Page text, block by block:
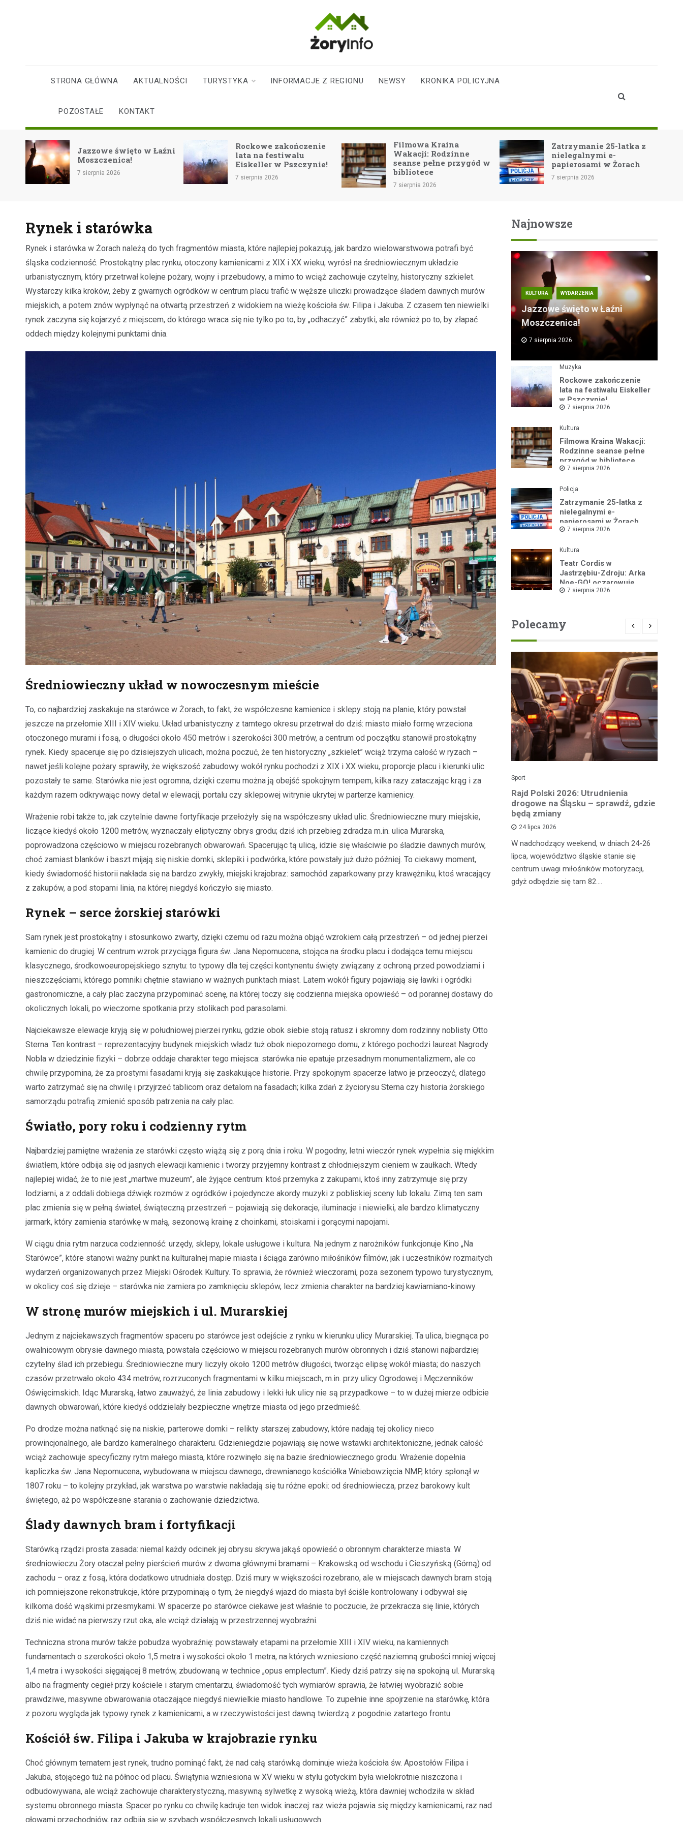
mieszkańców
Żor
STRONA GŁÓWNA AKTUALNOŚCI TURYSTYKA INFORMACJE Z REGIONU NEWSY KRONIKA POLICYJNA
POZOSTAŁE KONTAKT
Rockowe zakończenie
lata na festiwalu
Eiskeller w Pszczynie!
7 sierpnia 2026
Filmowa Kraina
Wakacji: Rodzinne
seanse pełne przygód w
Zatrzymanie 25-latka z
nielegalnymi e-
papierosami w Żorach
7 sierpnia 2026
Teatr Cordis w
Jastrzębiu-Zdroju: Arka
Noe-GO! oczarowuje
widownię!
Rynek i starówka
Rynek i starówka w Żorach należą do tych fragmentów miasta, które najlepiej pokazują, jak bardzo wielowarstwowa potrafi być
śląska codzienność. Prostokątny plac rynku, otoczony kamienicami z XIX i XX wieku, wyrósł na średniowiecznym układzie
urbanistycznym, który przetrwał kolejne pożary, wojny i przebudowy, a mimo to wciąż zachowuje czytelny, historyczny szkielet.
Wystarczy kilka kroków, żeby z gwarnych ogródków w centrum placu trafić w węższe uliczki prowadzące śladem dawnych murów
miejskich, a potem znów wypłynąć na otwartą przestrzeń z widokiem na wieżę kościoła św. Filipa i Jakuba. Z czasem ten niewielki
rynek zaczyna się kojarzyć z miejscem, do którego wraca się nie tylko po to, by „odhaczyć” zabytki, ale również po to, by złapać
oddech między kolejnymi punktami dnia.
Średniowieczny układ w nowoczesnym mieście
To, co najbardziej zaskakuje na starówce w Żorach, to fakt, że współczesne kamienice i sklepy stoją na planie, który powstał
jeszcze na przełomie XIII i XIV wieku. Układ urbanistyczny z tamtego okresu przetrwał do dziś: miasto miało formę wrzeciona
otoczonego murami i fosą, o długości około 450 metrów i szerokości 300 metrów, a centrum od początku stanowił prostokątny
rynek. Kiedy spaceruje się po dzisiejszych ulicach, można poczuć, że ten historyczny „szkielet” wciąż trzyma całość w ryzach –
nawet jeśli kolejne pożary sprawiły, że większość zabudowy wokół rynku pochodzi z XIX i XX wieku, proporcje placu i kierunki ulic
pozostały te same. Starówka nie jest ogromna, dzięki czemu można ją obejść spokojnym tempem, kilka razy zataczając krąg i za
każdym razem odkrywając nowy detal w elewacji, portalu czy sklepowej witrynie ukrytej w parterze kamienicy.
Wrażenie robi także to, jak czytelnie dawne fortyfikacje przełożyły się na współczesny układ ulic. Średniowieczne mury miejskie,
liczące kiedyś około 1200 metrów, wyznaczały eliptyczny obrys grodu; dziś ich przebieg zdradza m.in. ulica Murarska,
poprowadzona częściowo w miejscu rozebranych obwarowań. Spacerując tą ulicą, idzie się właściwie po śladzie dawnych murów,
choć zamiast blanków i baszt mijają się niskie domki, sklepiki i podwórka, które powstały już dużo później. To ciekawy moment,
kiedy świadomość historii nakłada się na bardzo zwykły, miejski krajobraz: samochód zaparkowany przy krawężniku, ktoś wracający
z zakupów, a pod stopami linia, na której niegdyś kończyło się miasto.
Rynek – serce żorskiej starówki
Sam rynek jest prostokątny i stosunkowo zwarty, dzięki czemu od razu można objąć wzrokiem całą przestrzeń – od jednej pierzei
kamienic do drugiej. W centrum wzrok przyciąga figura św. Jana Nepomucena, stojąca na środku placu i dodająca temu miejscu
klasycznego, środkowoeuropejskiego sznytu: to typowy dla tej części kontynentu święty związany z ochroną przed powodziami i
nieszczęściami, którego pomniki chętnie stawiano w ważnych punktach miast. Latem wokół figury pojawiają się ławki i ogródki
gastronomiczne, a cały plac zaczyna przypominać scenę, na której toczy się codzienna miejska opowieść – od porannej dostawy do
okolicznych lokali, po wieczorne spotkania przy stolikach pod parasolami.
Najciekawsze elewacje kryją się w południowej pierzei rynku, gdzie obok siebie stoją ratusz i skromny dom rodzinny noblisty Otto
Sterna. Ten kontrast – reprezentacyjny budynek miejskich władz tuż obok niepozornego domu, z którego pochodzi laureat Nagrody
Nobla w dziedzinie fizyki – dobrze oddaje charakter tego miejsca: starówka nie epatuje przesadnym monumentalizmem, ale co
chwilę przypomina, że za prostymi fasadami kryją się zaskakujące historie. Przy spokojnym spacerze łatwo je przeoczyć, dlatego
warto zatrzymać się na chwilę i przyjrzeć tablicom oraz detalom na fasadach; kilka zdań z życiorysu Sterna czy historia żorskiego
samorządu potrafią zmienić sposób patrzenia na cały plac.
Światło, pory roku i codzienny rytm
Najbardziej pamiętne wrażenia ze starówki często wiążą się z porą dnia i roku. W pogodny, letni wieczór rynek wypełnia się miękkim
światłem, które odbija się od jasnych elewacji kamienic i tworzy przyjemny kontrast z chłodniejszym cieniem w zaułkach. Wtedy
najlepiej widać, że to nie jest „martwe muzeum”, ale żyjące centrum: ktoś przemyka z zakupami, ktoś inny zatrzymuje się przy
lodziarni, a z oddali dobiega dźwięk rozmów z ogródków i pojedyncze akordy muzyki z pobliskiej sceny lub lokalu. Zimą ten sam
plac zmienia się w pełną świateł, świąteczną przestrzeń – pojawiają się dekoracje, iluminacje i niewielki, ale bardzo klimatyczny
jarmark, który zamienia starówkę w małą, sezonową krainę z choinkami, stoiskami i gorącymi napojami.
W ciągu dnia rytm narzuca codzienność: urzędy, sklepy, lokale usługowe i kultura. Na jednym z narożników funkcjonuje Kino „Na
Starówce”, które stanowi ważny punkt na kulturalnej mapie miasta i ściąga zarówno miłośników filmów, jak i uczestników rozmaitych
wydarzeń organizowanych przez Miejski Ośrodek Kultury. To sprawia, że również wieczorami, poza sezonem typowo turystycznym,
w okolicy coś się dzieje – starówka nie zamiera po zamknięciu sklepów, lecz zmienia charakter na bardziej kawiarniano-kinowy.
W stronę murów miejskich i ul. Murarskiej
Jednym z najciekawszych fragmentów spaceru po starówce jest odejście z rynku w kierunku ulicy Murarskiej. Ta ulica, biegnąca po
owalnicowym obrysie dawnego miasta, powstała częściowo w miejscu rozebranych murów obronnych i dziś stanowi najbardziej
czytelny ślad ich przebiegu. Średniowieczne mury liczyły około 1200 metrów długości, tworząc elipsę wokół miasta; do naszych
czasów przetrwało około 434 metrów, rozrzuconych fragmentami w kilku miejscach, m.in. przy ulicy Ogrodowej i Męczenników
Oświęcimskich. Idąc Murarską, łatwo zauważyć, że linia zabudowy i lekki łuk ulicy nie są przypadkowe – to w dużej mierze odbicie
dawnych obwarowań, które kiedyś oddzielały bezpieczne wnętrze miasta od jego przedmieść.
Po drodze można natknąć się na niskie, parterowe domki – relikty starszej zabudowy, które nadają tej okolicy nieco
prowincjonalnego, ale bardzo kameralnego charakteru. Gdzieniegdzie pojawiają się nowe wstawki architektoniczne, jednak całość
wciąż zachowuje specyficzny rytm małego miasta, które rozwinęło się na bazie średniowiecznego grodu. Wrażenie dopełnia
kapliczka św. Jana Nepomucena, wybudowana w miejscu dawnego, drewnianego kościółka Wniebowzięcia NMP, który spłonął w
1807 roku – to kolejny przykład, jak warstwa po warstwie nakładają się tu różne epoki: od średniowiecza, przez barokowy kult
świętego, aż po współczesne starania o zachowanie dziedzictwa.
Ślady dawnych bram i fortyfikacji
Starówką rządzi prosta zasada: niemal każdy odcinek jej obrysu skrywa jakąś opowieść o obronnym charakterze miasta. W
średniowieczu Żory otaczał pełny pierścień murów z dwoma głównymi bramami – Krakowską od wschodu i Cieszyńską (Górną) od
zachodu – oraz z fosą, która dodatkowo utrudniała dostęp. Dziś mury w większości rozebrano, ale w miejscach dawnych bram stoją
ich pomniejszone rekonstrukcje, które przypominają o tym, że niegdyś wjazd do miasta był ściśle kontrolowany i odbywał się
kilkoma dość wąskimi przesmykami. W spacerze po starówce ciekawe jest właśnie to poczucie, że przekracza się linie, których
dziś nie widać na pierwszy rzut oka, ale wciąż działają w przestrzennej wyobraźni.
Techniczna strona murów także pobudza wyobraźnię: powstawały etapami na przełomie XIII i XIV wieku, na kamiennych
fundamentach o szerokości około 1,5 metra i wysokości około 1 metra, na których wzniesiono część naziemną grubości mniej więcej
1,4 metra i wysokości sięgającej 8 metrów, zbudowaną w technice „opus emplectum”. Kiedy dziś patrzy się na spokojną ul. Murarską
albo na fragmenty cegieł przy kościele i starym cmentarzu, świadomość tych wymiarów sprawia, że łatwiej wyobrazić sobie
prawdziwe, masywne obwarowania otaczające niegdyś niewielkie miasto handlowe. To zupełnie inne spojrzenie na starówkę, która
z pozoru wygląda jak typowy rynek z kamienicami, a w rzeczywistości jest dawną twierdzą z pogodnie zatartego frontu.
Kościół św. Filipa i Jakuba w krajobrazie rynku
Choć głównym tematem jest rynek, trudno pominąć fakt, że nad całą starówką dominuje wieża kościoła św. Apostołów Filipa i
Jakuba, stojącego tuż na północ od placu. Świątynia wzniesiona w XV wieku w stylu gotyckim była wielokrotnie niszczona i
odbudowywana, ale wciąż zachowuje charakterystyczną, masywną sylwetkę z wysoką wieżą, która dawniej wchodziła w skład
systemu obronnego miasta. Spacer po rynku co chwilę kadruje ten widok inaczej: raz wieża pojawia się między kamienicami, raz nad
głowami przechodniów, raz odbija się w szybach współczesnych lokali usługowych.
Najnowsze
KULTURA WYDARZENIA
Jazzowe święto w Łaźni
Moszczenica!
7 sierpnia 2026
Muzyka
Rockowe zakończenie
lata na festiwalu Eiskeller
w Pszczynie!
7 sierpnia 2026
Kultura
Filmowa Kraina Wakacji:
Rodzinne seanse pełne
przygód w bibliotece
7 sierpnia 2026
Policja
Zatrzymanie 25-latka z
nielegalnymi e-
papierosami w Żorach
7 sierpnia 2026
Kultura
Teatr Cordis w
Jastrzębiu-Zdroju: Arka
Noe-GO! oczarowuje
widownię!
7 sierpnia 2026
Polecamy
Festyny
Festyn rodzinny w Moszczenicy:
z nagrodami i atrakcjami
30 czerwca 2026
W minioną niedzielę mieszkańcy
Moszczenicy mieli okazję uczestniczyć w
niezwykłym wydarzeniu, które zakończyło
sezon sportowy w UKS Orzeł Moszczenica.
Sport
Rajd Polski 2026: Utrudnienia
drogowe na Śląsku – sprawdź, gdzie
będą zmiany
24 lipca 2026
W nadchodzący weekend, w dniach 24-26
lipca, województwo śląskie stanie się
centrum uwagi miłośników motoryzacji,
gdyż odbędzie się tam 82.…